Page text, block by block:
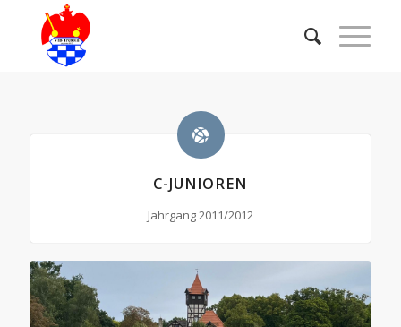
C-JUNIOREN
Jahrgang 2011/2012